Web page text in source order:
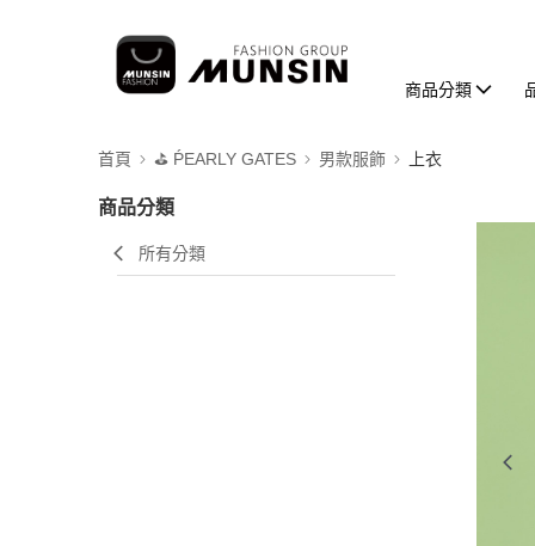
商品分類
首頁 ⛳️ ṔEARLY GATES 男款服飾 上衣
商品分類
所有分類